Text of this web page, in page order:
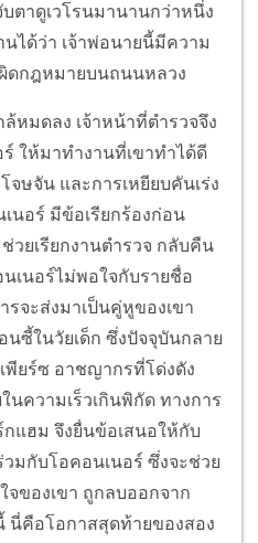
ตาดูเวโรนมานานกว่าหนึ่ง
ได้ว่า เจ้าพ่อนายนี้มีความ
ดกฎหมายบนถนนหลวง
หมดลง เจ้าหน้าที่ตำรวจจึง
ให้มาทำงานที่เขาทำได้ดี
ษจัน และการเหยียบคันเร่ง
นอร์ มีข้อเรียกร้องก่อน
วยเรียกงานตำรวจ กลับคืน
เนอร์ไม่พอใจกับรายชื่อ
รจะส่งมาเป็นคู่หูของเขา
นซี้ในวัยเด็ก ซึ่งปัจจุบันกลาย
พียร์ซ อาชญากรที่โด่งดัง
ความเร็วเกินพิกัด ทางการ
แฮม จึงยื่นข้อเสนอให้กับ
มกับโอคอนเนอร์ ซึ่งจะช่วย
ของเขา ถูกลบออกจาก
นี่คือโอกาสสุดท้ายของสอง